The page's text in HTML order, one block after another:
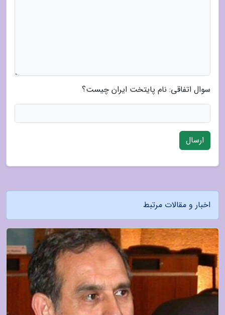
سوال اتفاقی: نام پایتخت ایران چیست؟
ارسال
اخبار و مقالات مرتبط